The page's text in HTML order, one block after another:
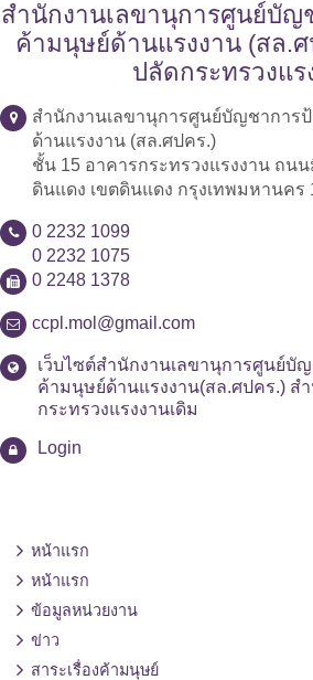
สำนักงานเลขานุการศูนย์บัญ
ค้ามนุษย์ด้านแรงงาน (สล.
ปลัดกระทรวงแร
สำนักงานเลขานุการศูนย์บัญชาการ
ด้านแรงงาน (สล.ศปคร.)
ชั้น 15 อาคารกระทรวงแรงงาน ถน
ดินแดง เขตดินแดง กรุงเทพมหานคร
0 2232 1099
0 2232 1075
0 2248 1378
ccpl.mol@gmail.com
เว็บไซต์สำนักงานเลขานุการศูนย์บั
ค้ามนุษย์ด้านแรงงาน(สล.ศปคร.) ส
กระทรวงแรงงานเดิม
Login
หน้าแรก
หน้าแรก
ข้อมูลหน่วยงาน
ข่าว
สาระเรื่องค้ามนุษย์